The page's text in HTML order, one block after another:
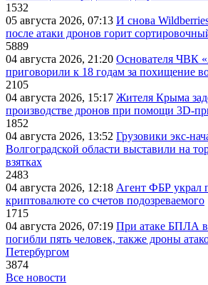
1532
05 августа 2026, 07:13 И снова
после атаки дронов горит
5889
04 августа 2026, 21:20 Основателя ЧВК
приговорили к 18 годам за похищение
2105
04 августа 2026, 15:17 Жителя Крыма
производстве дронов при помощи
1852
04 августа 2026, 13:52 Грузовики экс-
Волгоградской области выставили на
взятках
2483
04 августа 2026, 12:18 Агент ФБР украл
криптовалюте со счетов подозреваемого
1715
04 августа 2026, 07:19 При атаке БПЛА
погибли пять человек, также дроны
Петербургом
3874
Все новости